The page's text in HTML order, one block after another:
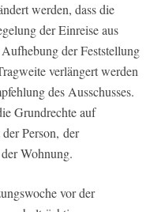
werden, dass die
der Einreise aus
der Feststellung
verlängert werden
des Ausschusses.
Grundrechte auf
Person, der
Wohnung.
vor der